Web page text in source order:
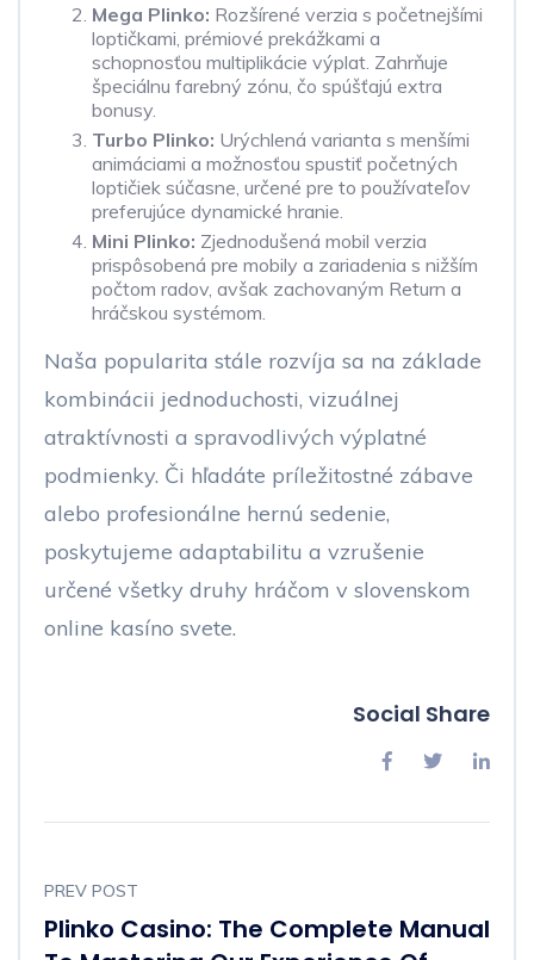
Mega Plinko: Rozšírené verzia s početnejšími
loptičkami, prémiové prekážkami a
schopnosťou multiplikácie výplat. Zahrňuje
špeciálnu farebný zónu, čo spúšťajú extra
bonusy.
Turbo Plinko: Urýchlená varianta s menšími
animáciami a možnosťou spustiť početných
loptičiek súčasne, určené pre to používateľov
preferujúce dynamické hranie.
Mini Plinko: Zjednodušená mobil verzia
prispôsobená pre mobily a zariadenia s nižším
počtom radov, avšak zachovaným Return a
hráčskou systémom.
Naša popularita stále rozvíja sa na základe
kombinácii jednoduchosti, vizuálnej
atraktívnosti a spravodlivých výplatné
podmienky. Či hľadáte príležitostné zábave
alebo profesionálne hernú sedenie,
poskytujeme adaptabilitu a vzrušenie
určené všetky druhy hráčom v slovenskom
online kasíno svete.
Social Share
PREV POST
Plinko Casino: The Complete Manual